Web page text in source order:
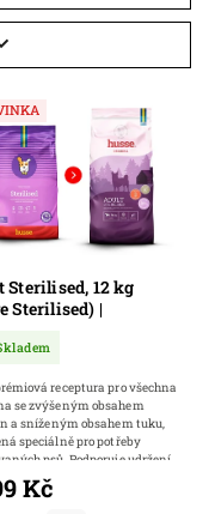
Sterilised, 12 kg
Sterilised) |
pro kastrované psy
Kč
receptura pro všechna
se zvýšeným obsahem
a sníženým obsahem tuku,
speciálně pro potřeby
psů. Podporuje udržení